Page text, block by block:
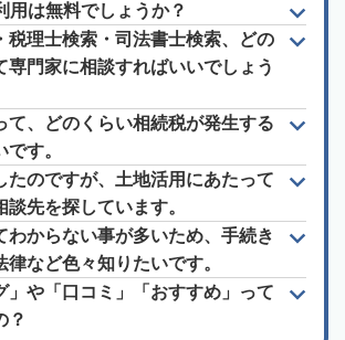
用は無料でしょうか？
税理士検索・司法書士検索、どの
専門家に相談すればいいでしょう
て、どのくらい相続税が発生する
す。
たのですが、土地活用にあたって
談先を探しています。
わからない事が多いため、手続き
律など色々知りたいです。
」や「口コミ」「おすすめ」って
？